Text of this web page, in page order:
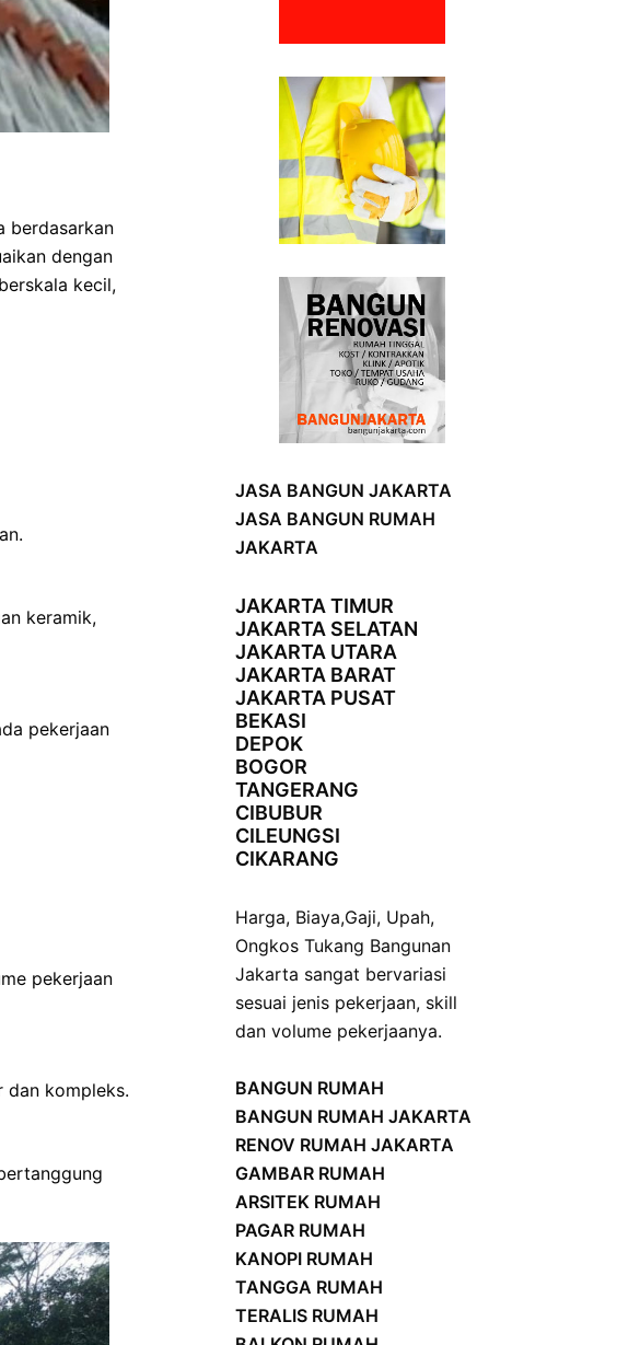
berdasarkan
dengan
kecil,
keramik,
pekerjaan
pekerjaan
dan kompleks.
JASA BANGUN JAKARTA
JASA BANGUN RUMAH
JAKARTA
JAKARTA TIMUR
JAKARTA SELATAN
JAKARTA UTARA
JAKARTA BARAT
JAKARTA PUSAT
BEKASI
DEPOK
BOGOR
TANGERANG
CIBUBUR
CILEUNGSI
CIKARANG
Harga, Biaya,Gaji, Upah,
OngkosTukang Bangunan
Jakarta sangat bervariasi
sesuai jenis pekerjaan, skill
dan volume pekerjaanya.
BANGUN RUMAH
BANGUN RUMAH JAKARTA
RENOV RUMAH JAKARTA
GAMBAR RUMAH
ARSITEK RUMAH
PAGAR RUMAH
KANOPI RUMAH
TANGGA RUMAH
TERALIS RUMAH